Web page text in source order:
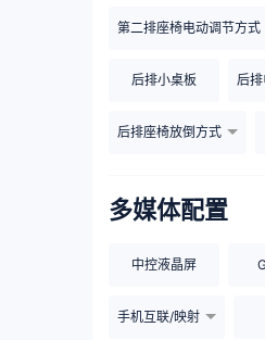
第二排座椅电动调节方式
后排小桌板 后
后排座椅放倒方式
多媒体配置
中控液晶屏
手机互联/映射